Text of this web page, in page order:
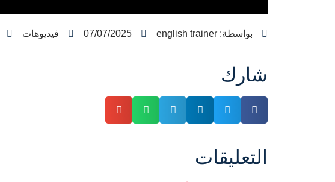
بواسطة: english trainer
07/07/2025 فيديوهات
شارك
التعليقات